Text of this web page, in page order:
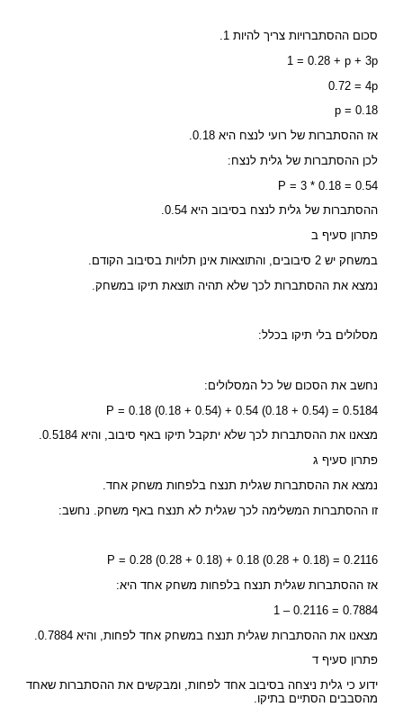
סכום ההסתברויות צריך להיות 1.
1 = 0.28 + p + 3p
0.72 = 4p
p = 0.18
אז ההסתברות של רועי לנצח היא 0.18.
לכן ההסתברות של גלית לנצח:
P = 3 * 0.18 = 0.54
ההסתברות של גלית לנצח בסיבוב היא 0.54.
פתרון סעיף ב
במשחק יש 2 סיבובים, והתוצאות אינן תלויות בסיבוב הקודם.
נמצא את ההסתברות לכך שלא תהיה תוצאת תיקו במשחק.
מסלולים בלי תיקו בכלל:
נחשב את הסכום של כל המסלולים:
P = 0.18 (0.18 + 0.54) + 0.54 (0.18 + 0.54) = 0.5184
מצאנו את ההסתברות לכך שלא יתקבל תיקו באף סיבוב, והיא 0.5184.
פתרון סעיף ג
נמצא את ההסתברות שגלית תנצח בלפחות משחק אחד.
זו ההסתברות המשלימה לכך שגלית לא תנצח באף משחק. נחשב:
P = 0.28 (0.28 + 0.18) + 0.18 (0.28 + 0.18) = 0.2116
אז ההסתברות שגלית תנצח בלפחות משחק אחד היא:
1 – 0.2116 = 0.7884
מצאנו את ההסתברות שגלית תנצח במשחק אחד לפחות, והיא 0.7884.
פתרון סעיף ד
ידוע כי גלית ניצחה בסיבוב אחד לפחות, ומבקשים את ההסתברות שאחד
מהסבבים הסתיים בתיקו.